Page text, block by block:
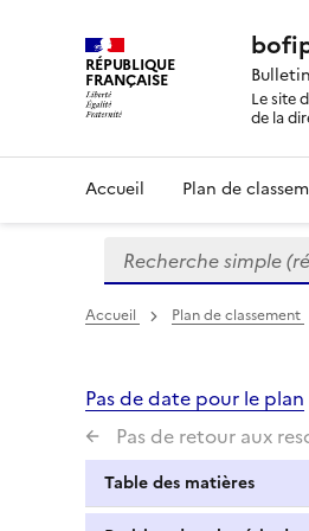
RÉPUBLIQUE
FRANÇAISE
Le site
de la
Accueil Plan de
Formulaire
de
recherche
Recherche simple
Accueil Plan de classement
Pas de date pour le plan
Pas de retour aux
Table des matières